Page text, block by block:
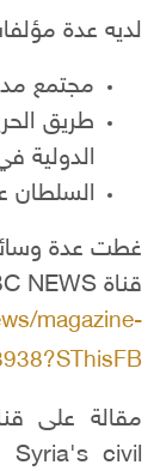
لديه عدة
مجتمع
طريق
الدولية
السلطان
غطت عدة
قناة BBC NEWS البريطانية :
magazine-
Syria's civil